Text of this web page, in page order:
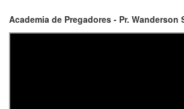
Academia de Pregadores - Pr. Wanderson